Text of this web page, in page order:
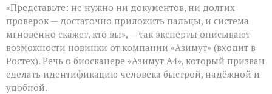
личность
подтвердят
за
секунды»:
новый
биосканер
от
«Азимута»
«Представьте: не нужно ни документов, ни долгих
проверок — достаточно приложить пальцы, и система
мгновенно скажет, кто вы», — так эксперты описывают
возможности новинки от компании «Азимут» (входит в
Ростех). Речь о биосканере «Азимут А4», который призван
сделать идентификацию человека быстрой, надёжной и
удобной.